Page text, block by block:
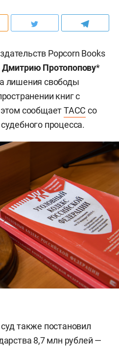
Popcorn Books
Дмитрию Протопопову*
лишения свободы
книг с
сообщаетТАСС со
процесса.
также постановил
8,7 млн рублей —